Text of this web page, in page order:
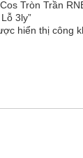
Tròn Trần
3ly”
hiển thị công